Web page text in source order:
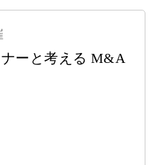
ナーと考える M&A